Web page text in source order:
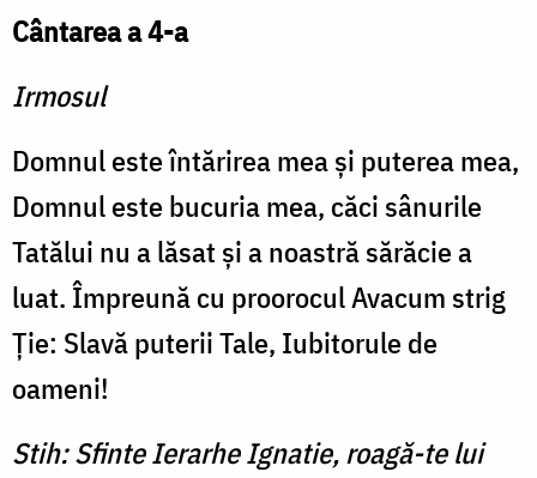
Cântarea a 4-a
Irmosul
Domnul este întărirea mea și puterea mea,
Domnul este bucuria mea, căci sânurile
Tatălui nu a lăsat și a noastră sărăcie a
luat. Împreună cu proorocul Avacum strig
Ție: Slavă puterii Tale, Iubitorule de
oameni!
Stih: Sfinte Ierarhe Ignatie, roagă-te lui